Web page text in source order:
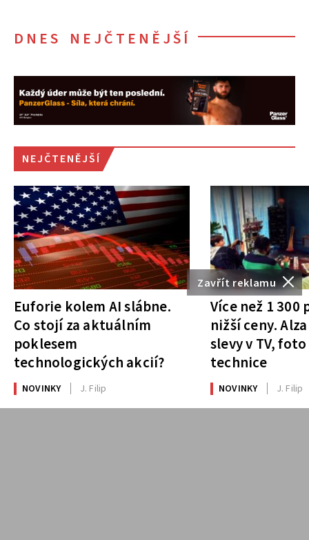
Zavřít reklamu
DNES NEJČTENĚJŠÍ
NEJČTENĚJŠÍ
Euforie kolem AI slábne.
Co stojí za aktuálním
poklesem
technologických akcií?
NOVINKY J. Filip
Více než 1
nižší ceny.
slevy v TV,
technice
NOVINKY J. Filip